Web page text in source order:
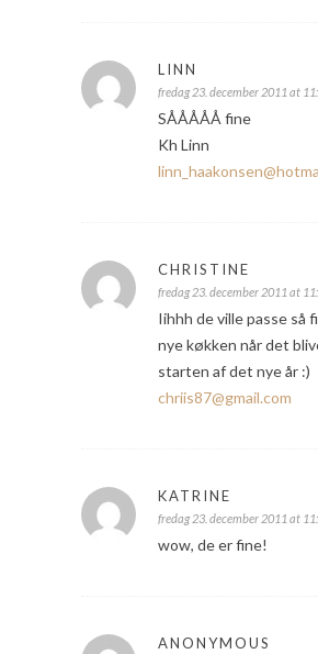
LINN
fredag 23. december 2011 at
SÅÅÅÅÅ fine
Kh Linn
CHRISTINE
fredag 23. december 2011 at
Iihhh de ville passe så
nye køkken når det
starten af det nye år :)
chriis87@gmail.com
KATRINE
fredag 23. december 2011 at
wow, de er fine!
ANONYMOUS